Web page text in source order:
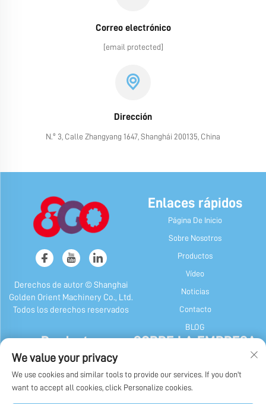
Correo electrónico
[email protected]
Dirección
N.º 3, Calle Zhangyang 1647, Shanghái 200135, China
Derechos de autor © Shanghai
Golden Orient Machinery Co., Ltd.
Todos los derechos reservados
Enlaces rápidos
Página De Inicio
Sobre Nosotros
Productos
Vídeo
Noticias
Contacto
BLOG
Productos
Máquina de Caramelos y Chicle
Máquina De Chocolate
Máquina de Envase de Caramelos,
SOBRE LA EMPRESA
Nuestra Historia
We value your privacy
We use cookies and similar tools to provide our services. If you don't
want to accept all cookies, click Personalize cookies.